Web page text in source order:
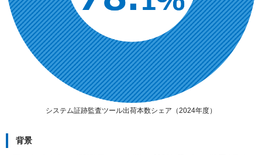
システム証跡監査ツール出荷本数シェア（2024年度）
背景